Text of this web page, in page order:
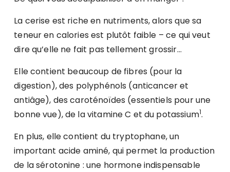
La cerise est riche en nutriments, alors que sa
teneur en calories est plutôt faible – ce qui veut
dire qu’elle ne fait pas tellement grossir…
Elle contient beaucoup de fibres (pour la
digestion), des polyphénols (anticancer et
antiâge), des caroténoïdes (essentiels pour une
bonne vue), de la vitamine C et du potassium1.
En plus, elle contient du tryptophane, un
important acide aminé, qui permet la production
de la sérotonine : une hormone indispensable